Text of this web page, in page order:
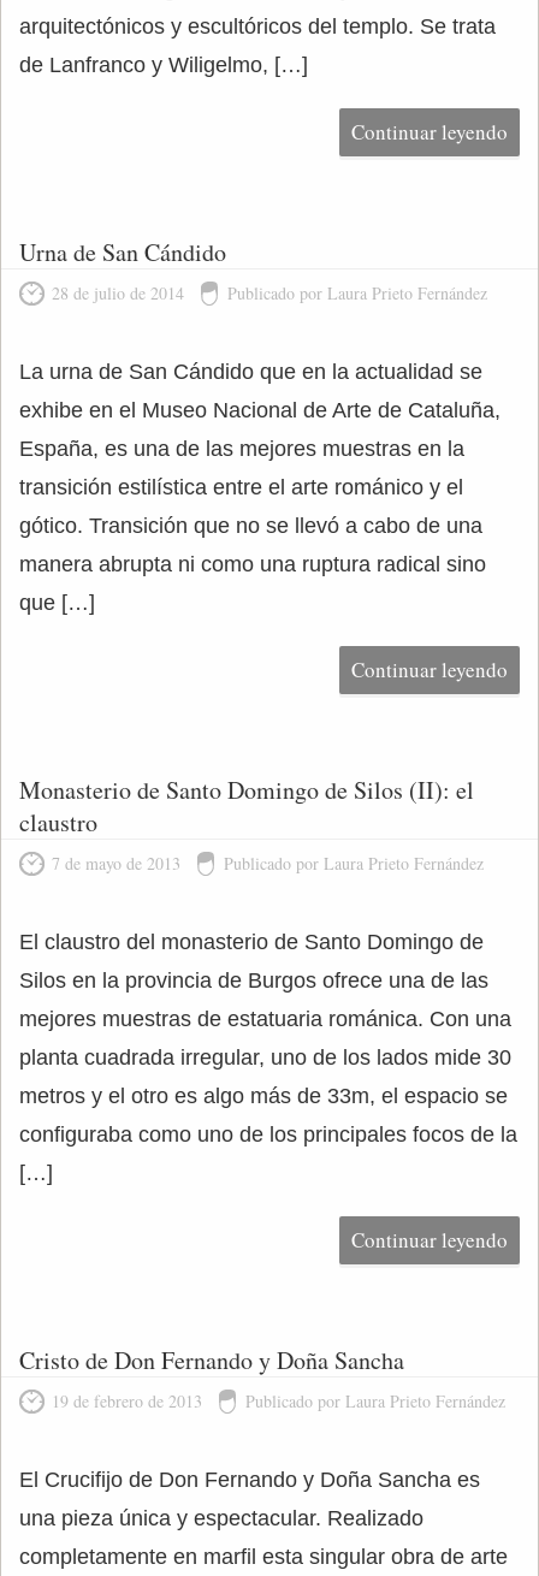
arquitectónicos y escultóricos del templo. Se trata
de Lanfranco y Wiligelmo, […]
Continuar leyendo
Urna de San Cándido
28 de julio de 2014 Publicado por Laura Prieto Fernández
La urna de San Cándido que en la actualidad se
exhibe en el Museo Nacional de Arte de Cataluña,
España, es una de las mejores muestras en la
transición estilística entre el arte románico y el
gótico. Transición que no se llevó a cabo de una
manera abrupta ni como una ruptura radical sino
que […]
Continuar leyendo
Monasterio de Santo Domingo de Silos (II): el
claustro
7 de mayo de 2013 Publicado por Laura Prieto Fernández
El claustro del monasterio de Santo Domingo de
Silos en la provincia de Burgos ofrece una de las
mejores muestras de estatuaria románica. Con una
planta cuadrada irregular, uno de los lados mide 30
metros y el otro es algo más de 33m, el espacio se
configuraba como uno de los principales focos de la
[…]
Continuar leyendo
Cristo de Don Fernando y Doña Sancha
19 de febrero de 2013 Publicado por Laura Prieto Fernández
El Crucifijo de Don Fernando y Doña Sancha es
una pieza única y espectacular. Realizado
completamente en marfil esta singular obra de arte